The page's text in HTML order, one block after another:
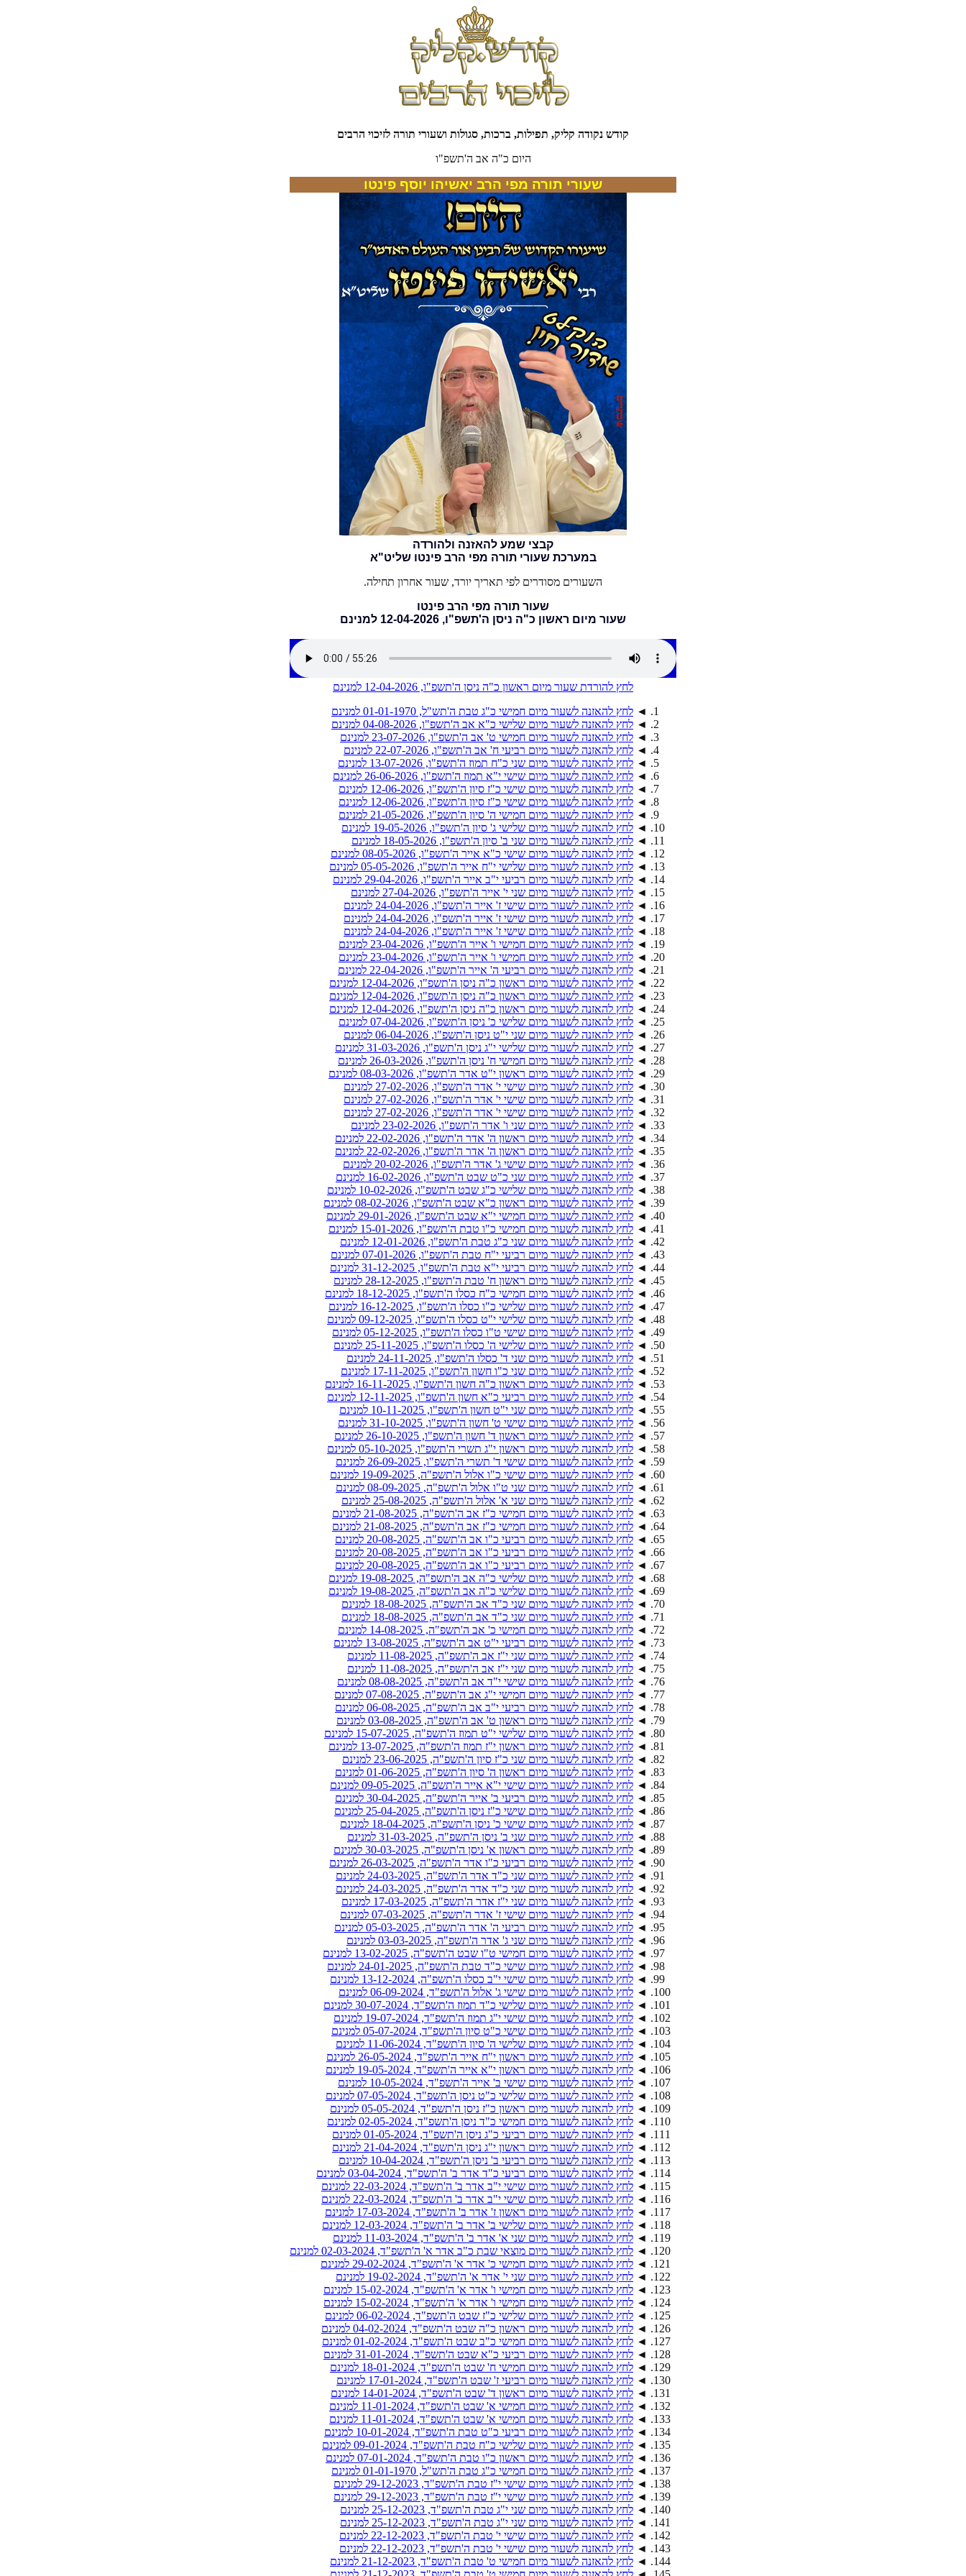
קודש נקודה קליק, תפילות, ברכות, סגולות ושעורי תורה לזיכוי הרבים
היום כ"ה אב ה'תשפ"ו
שעורי תורה מפי הרב יאשיהו יוסף פינטו
קבצי שמע להאזנה ולהורדה
במערכת שעורי תורה מפי הרב פינטו שליט"א
השעורים מסודרים לפי תאריך יורד, שעור אחרון תחילה.
שעור תורה מפי הרב פינטו
שעור מיום ראשון כ"ה ניסן ה'תשפ"ו, 12-04-2026 למנינם
לחץ להורדת שעור מיום ראשון כ"ה ניסן ה'תשפ"ו, 12-04-2026 למנינם
◄ לחץ להאזנה לשעור מיום חמישי כ"ג טבת ה'תש"ל, 01-01-1970 למנינם
◄ לחץ להאזנה לשעור מיום שלישי כ"א אב ה'תשפ"ו, 04-08-2026 למנינם
◄ לחץ להאזנה לשעור מיום חמישי ט' אב ה'תשפ"ו, 23-07-2026 למנינם
◄ לחץ להאזנה לשעור מיום רביעי ח' אב ה'תשפ"ו, 22-07-2026 למנינם
◄ לחץ להאזנה לשעור מיום שני כ"ח תמוז ה'תשפ"ו, 13-07-2026 למנינם
◄ לחץ להאזנה לשעור מיום שישי י"א תמוז ה'תשפ"ו, 26-06-2026 למנינם
◄ לחץ להאזנה לשעור מיום שישי כ"ז סיון ה'תשפ"ו, 12-06-2026 למנינם
◄ לחץ להאזנה לשעור מיום שישי כ"ז סיון ה'תשפ"ו, 12-06-2026 למנינם
◄ לחץ להאזנה לשעור מיום חמישי ה' סיון ה'תשפ"ו, 21-05-2026 למנינם
◄ לחץ להאזנה לשעור מיום שלישי ג' סיון ה'תשפ"ו, 19-05-2026 למנינם
◄ לחץ להאזנה לשעור מיום שני ב' סיון ה'תשפ"ו, 18-05-2026 למנינם
◄ לחץ להאזנה לשעור מיום שישי כ"א אייר ה'תשפ"ו, 08-05-2026 למנינם
◄ לחץ להאזנה לשעור מיום שלישי י"ח אייר ה'תשפ"ו, 05-05-2026 למנינם
◄ לחץ להאזנה לשעור מיום רביעי י"ב אייר ה'תשפ"ו, 29-04-2026 למנינם
◄ לחץ להאזנה לשעור מיום שני י' אייר ה'תשפ"ו, 27-04-2026 למנינם
◄ לחץ להאזנה לשעור מיום שישי ז' אייר ה'תשפ"ו, 24-04-2026 למנינם
◄ לחץ להאזנה לשעור מיום שישי ז' אייר ה'תשפ"ו, 24-04-2026 למנינם
◄ לחץ להאזנה לשעור מיום שישי ז' אייר ה'תשפ"ו, 24-04-2026 למנינם
◄ לחץ להאזנה לשעור מיום חמישי ו' אייר ה'תשפ"ו, 23-04-2026 למנינם
◄ לחץ להאזנה לשעור מיום חמישי ו' אייר ה'תשפ"ו, 23-04-2026 למנינם
◄ לחץ להאזנה לשעור מיום רביעי ה' אייר ה'תשפ"ו, 22-04-2026 למנינם
◄ לחץ להאזנה לשעור מיום ראשון כ"ה ניסן ה'תשפ"ו, 12-04-2026 למנינם
◄ לחץ להאזנה לשעור מיום ראשון כ"ה ניסן ה'תשפ"ו, 12-04-2026 למנינם
◄ לחץ להאזנה לשעור מיום ראשון כ"ה ניסן ה'תשפ"ו, 12-04-2026 למנינם
◄ לחץ להאזנה לשעור מיום שלישי כ' ניסן ה'תשפ"ו, 07-04-2026 למנינם
◄ לחץ להאזנה לשעור מיום שני י"ט ניסן ה'תשפ"ו, 06-04-2026 למנינם
◄ לחץ להאזנה לשעור מיום שלישי י"ג ניסן ה'תשפ"ו, 31-03-2026 למנינם
◄ לחץ להאזנה לשעור מיום חמישי ח' ניסן ה'תשפ"ו, 26-03-2026 למנינם
◄ לחץ להאזנה לשעור מיום ראשון י"ט אדר ה'תשפ"ו, 08-03-2026 למנינם
◄ לחץ להאזנה לשעור מיום שישי י' אדר ה'תשפ"ו, 27-02-2026 למנינם
◄ לחץ להאזנה לשעור מיום שישי י' אדר ה'תשפ"ו, 27-02-2026 למנינם
◄ לחץ להאזנה לשעור מיום שישי י' אדר ה'תשפ"ו, 27-02-2026 למנינם
◄ לחץ להאזנה לשעור מיום שני ו' אדר ה'תשפ"ו, 23-02-2026 למנינם
◄ לחץ להאזנה לשעור מיום ראשון ה' אדר ה'תשפ"ו, 22-02-2026 למנינם
◄ לחץ להאזנה לשעור מיום ראשון ה' אדר ה'תשפ"ו, 22-02-2026 למנינם
◄ לחץ להאזנה לשעור מיום שישי ג' אדר ה'תשפ"ו, 20-02-2026 למנינם
◄ לחץ להאזנה לשעור מיום שני כ"ט שבט ה'תשפ"ו, 16-02-2026 למנינם
◄ לחץ להאזנה לשעור מיום שלישי כ"ג שבט ה'תשפ"ו, 10-02-2026 למנינם
◄ לחץ להאזנה לשעור מיום ראשון כ"א שבט ה'תשפ"ו, 08-02-2026 למנינם
◄ לחץ להאזנה לשעור מיום חמישי י"א שבט ה'תשפ"ו, 29-01-2026 למנינם
◄ לחץ להאזנה לשעור מיום חמישי כ"ו טבת ה'תשפ"ו, 15-01-2026 למנינם
◄ לחץ להאזנה לשעור מיום שני כ"ג טבת ה'תשפ"ו, 12-01-2026 למנינם
◄ לחץ להאזנה לשעור מיום רביעי י"ח טבת ה'תשפ"ו, 07-01-2026 למנינם
◄ לחץ להאזנה לשעור מיום רביעי י"א טבת ה'תשפ"ו, 31-12-2025 למנינם
◄ לחץ להאזנה לשעור מיום ראשון ח' טבת ה'תשפ"ו, 28-12-2025 למנינם
◄ לחץ להאזנה לשעור מיום חמישי כ"ח כסלו ה'תשפ"ו, 18-12-2025 למנינם
◄ לחץ להאזנה לשעור מיום שלישי כ"ו כסלו ה'תשפ"ו, 16-12-2025 למנינם
◄ לחץ להאזנה לשעור מיום שלישי י"ט כסלו ה'תשפ"ו, 09-12-2025 למנינם
◄ לחץ להאזנה לשעור מיום שישי ט"ו כסלו ה'תשפ"ו, 05-12-2025 למנינם
◄ לחץ להאזנה לשעור מיום שלישי ה' כסלו ה'תשפ"ו, 25-11-2025 למנינם
◄ לחץ להאזנה לשעור מיום שני ד' כסלו ה'תשפ"ו, 24-11-2025 למנינם
◄ לחץ להאזנה לשעור מיום שני כ"ו חשון ה'תשפ"ו, 17-11-2025 למנינם
◄ לחץ להאזנה לשעור מיום ראשון כ"ה חשון ה'תשפ"ו, 16-11-2025 למנינם
◄ לחץ להאזנה לשעור מיום רביעי כ"א חשון ה'תשפ"ו, 12-11-2025 למנינם
◄ לחץ להאזנה לשעור מיום שני י"ט חשון ה'תשפ"ו, 10-11-2025 למנינם
◄ לחץ להאזנה לשעור מיום שישי ט' חשון ה'תשפ"ו, 31-10-2025 למנינם
◄ לחץ להאזנה לשעור מיום ראשון ד' חשון ה'תשפ"ו, 26-10-2025 למנינם
◄ לחץ להאזנה לשעור מיום ראשון י"ג תשרי ה'תשפ"ו, 05-10-2025 למנינם
◄ לחץ להאזנה לשעור מיום שישי ד' תשרי ה'תשפ"ו, 26-09-2025 למנינם
◄ לחץ להאזנה לשעור מיום שישי כ"ו אלול ה'תשפ"ה, 19-09-2025 למנינם
◄ לחץ להאזנה לשעור מיום שני ט"ו אלול ה'תשפ"ה, 08-09-2025 למנינם
◄ לחץ להאזנה לשעור מיום שני א' אלול ה'תשפ"ה, 25-08-2025 למנינם
◄ לחץ להאזנה לשעור מיום חמישי כ"ז אב ה'תשפ"ה, 21-08-2025 למנינם
◄ לחץ להאזנה לשעור מיום חמישי כ"ז אב ה'תשפ"ה, 21-08-2025 למנינם
◄ לחץ להאזנה לשעור מיום רביעי כ"ו אב ה'תשפ"ה, 20-08-2025 למנינם
◄ לחץ להאזנה לשעור מיום רביעי כ"ו אב ה'תשפ"ה, 20-08-2025 למנינם
◄ לחץ להאזנה לשעור מיום רביעי כ"ו אב ה'תשפ"ה, 20-08-2025 למנינם
◄ לחץ להאזנה לשעור מיום שלישי כ"ה אב ה'תשפ"ה, 19-08-2025 למנינם
◄ לחץ להאזנה לשעור מיום שלישי כ"ה אב ה'תשפ"ה, 19-08-2025 למנינם
◄ לחץ להאזנה לשעור מיום שני כ"ד אב ה'תשפ"ה, 18-08-2025 למנינם
◄ לחץ להאזנה לשעור מיום שני כ"ד אב ה'תשפ"ה, 18-08-2025 למנינם
◄ לחץ להאזנה לשעור מיום חמישי כ' אב ה'תשפ"ה, 14-08-2025 למנינם
◄ לחץ להאזנה לשעור מיום רביעי י"ט אב ה'תשפ"ה, 13-08-2025 למנינם
◄ לחץ להאזנה לשעור מיום שני י"ז אב ה'תשפ"ה, 11-08-2025 למנינם
◄ לחץ להאזנה לשעור מיום שני י"ז אב ה'תשפ"ה, 11-08-2025 למנינם
◄ לחץ להאזנה לשעור מיום שישי י"ד אב ה'תשפ"ה, 08-08-2025 למנינם
◄ לחץ להאזנה לשעור מיום חמישי י"ג אב ה'תשפ"ה, 07-08-2025 למנינם
◄ לחץ להאזנה לשעור מיום רביעי י"ב אב ה'תשפ"ה, 06-08-2025 למנינם
◄ לחץ להאזנה לשעור מיום ראשון ט' אב ה'תשפ"ה, 03-08-2025 למנינם
◄ לחץ להאזנה לשעור מיום שלישי י"ט תמוז ה'תשפ"ה, 15-07-2025 למנינם
◄ לחץ להאזנה לשעור מיום ראשון י"ז תמוז ה'תשפ"ה, 13-07-2025 למנינם
◄ לחץ להאזנה לשעור מיום שני כ"ז סיון ה'תשפ"ה, 23-06-2025 למנינם
◄ לחץ להאזנה לשעור מיום ראשון ה' סיון ה'תשפ"ה, 01-06-2025 למנינם
◄ לחץ להאזנה לשעור מיום שישי י"א אייר ה'תשפ"ה, 09-05-2025 למנינם
◄ לחץ להאזנה לשעור מיום רביעי ב' אייר ה'תשפ"ה, 30-04-2025 למנינם
◄ לחץ להאזנה לשעור מיום שישי כ"ז ניסן ה'תשפ"ה, 25-04-2025 למנינם
◄ לחץ להאזנה לשעור מיום שישי כ' ניסן ה'תשפ"ה, 18-04-2025 למנינם
◄ לחץ להאזנה לשעור מיום שני ב' ניסן ה'תשפ"ה, 31-03-2025 למנינם
◄ לחץ להאזנה לשעור מיום ראשון א' ניסן ה'תשפ"ה, 30-03-2025 למנינם
◄ לחץ להאזנה לשעור מיום רביעי כ"ו אדר ה'תשפ"ה, 26-03-2025 למנינם
◄ לחץ להאזנה לשעור מיום שני כ"ד אדר ה'תשפ"ה, 24-03-2025 למנינם
◄ לחץ להאזנה לשעור מיום שני כ"ד אדר ה'תשפ"ה, 24-03-2025 למנינם
◄ לחץ להאזנה לשעור מיום שני י"ז אדר ה'תשפ"ה, 17-03-2025 למנינם
◄ לחץ להאזנה לשעור מיום שישי ז' אדר ה'תשפ"ה, 07-03-2025 למנינם
◄ לחץ להאזנה לשעור מיום רביעי ה' אדר ה'תשפ"ה, 05-03-2025 למנינם
◄ לחץ להאזנה לשעור מיום שני ג' אדר ה'תשפ"ה, 03-03-2025 למנינם
◄ לחץ להאזנה לשעור מיום חמישי ט"ו שבט ה'תשפ"ה, 13-02-2025 למנינם
◄ לחץ להאזנה לשעור מיום שישי כ"ד טבת ה'תשפ"ה, 24-01-2025 למנינם
◄ לחץ להאזנה לשעור מיום שישי י"ב כסלו ה'תשפ"ה, 13-12-2024 למנינם
◄ לחץ להאזנה לשעור מיום שישי ג' אלול ה'תשפ"ד, 06-09-2024 למנינם
◄ לחץ להאזנה לשעור מיום שלישי כ"ד תמוז ה'תשפ"ד, 30-07-2024 למנינם
◄ לחץ להאזנה לשעור מיום שישי י"ג תמוז ה'תשפ"ד, 19-07-2024 למנינם
◄ לחץ להאזנה לשעור מיום שישי כ"ט סיון ה'תשפ"ד, 05-07-2024 למנינם
◄ לחץ להאזנה לשעור מיום שלישי ה' סיון ה'תשפ"ד, 11-06-2024 למנינם
◄ לחץ להאזנה לשעור מיום ראשון י"ח אייר ה'תשפ"ד, 26-05-2024 למנינם
◄ לחץ להאזנה לשעור מיום ראשון י"א אייר ה'תשפ"ד, 19-05-2024 למנינם
◄ לחץ להאזנה לשעור מיום שישי ב' אייר ה'תשפ"ד, 10-05-2024 למנינם
◄ לחץ להאזנה לשעור מיום שלישי כ"ט ניסן ה'תשפ"ד, 07-05-2024 למנינם
◄ לחץ להאזנה לשעור מיום ראשון כ"ז ניסן ה'תשפ"ד, 05-05-2024 למנינם
◄ לחץ להאזנה לשעור מיום חמישי כ"ד ניסן ה'תשפ"ד, 02-05-2024 למנינם
◄ לחץ להאזנה לשעור מיום רביעי כ"ג ניסן ה'תשפ"ד, 01-05-2024 למנינם
◄ לחץ להאזנה לשעור מיום ראשון י"ג ניסן ה'תשפ"ד, 21-04-2024 למנינם
◄ לחץ להאזנה לשעור מיום רביעי ב' ניסן ה'תשפ"ד, 10-04-2024 למנינם
◄ לחץ להאזנה לשעור מיום רביעי כ"ד אדר ב' ה'תשפ"ד, 03-04-2024 למנינם
◄ לחץ להאזנה לשעור מיום שישי י"ב אדר ב' ה'תשפ"ד, 22-03-2024 למנינם
◄ לחץ להאזנה לשעור מיום שישי י"ב אדר ב' ה'תשפ"ד, 22-03-2024 למנינם
◄ לחץ להאזנה לשעור מיום ראשון ז' אדר ב' ה'תשפ"ד, 17-03-2024 למנינם
◄ לחץ להאזנה לשעור מיום שלישי ב' אדר ב' ה'תשפ"ד, 12-03-2024 למנינם
◄ לחץ להאזנה לשעור מיום שני א' אדר ב' ה'תשפ"ד, 11-03-2024 למנינם
◄ לחץ להאזנה לשעור מיום מוצאי שבת כ"ב אדר א' ה'תשפ"ד, 02-03-2024 למנינם
◄ לחץ להאזנה לשעור מיום חמישי כ' אדר א' ה'תשפ"ד, 29-02-2024 למנינם
◄ לחץ להאזנה לשעור מיום שני י' אדר א' ה'תשפ"ד, 19-02-2024 למנינם
◄ לחץ להאזנה לשעור מיום חמישי ו' אדר א' ה'תשפ"ד, 15-02-2024 למנינם
◄ לחץ להאזנה לשעור מיום חמישי ו' אדר א' ה'תשפ"ד, 15-02-2024 למנינם
◄ לחץ להאזנה לשעור מיום שלישי כ"ז שבט ה'תשפ"ד, 06-02-2024 למנינם
◄ לחץ להאזנה לשעור מיום ראשון כ"ה שבט ה'תשפ"ד, 04-02-2024 למנינם
◄ לחץ להאזנה לשעור מיום חמישי כ"ב שבט ה'תשפ"ד, 01-02-2024 למנינם
◄ לחץ להאזנה לשעור מיום רביעי כ"א שבט ה'תשפ"ד, 31-01-2024 למנינם
◄ לחץ להאזנה לשעור מיום חמישי ח' שבט ה'תשפ"ד, 18-01-2024 למנינם
◄ לחץ להאזנה לשעור מיום רביעי ז' שבט ה'תשפ"ד, 17-01-2024 למנינם
◄ לחץ להאזנה לשעור מיום ראשון ד' שבט ה'תשפ"ד, 14-01-2024 למנינם
◄ לחץ להאזנה לשעור מיום חמישי א' שבט ה'תשפ"ד, 11-01-2024 למנינם
◄ לחץ להאזנה לשעור מיום חמישי א' שבט ה'תשפ"ד, 11-01-2024 למנינם
◄ לחץ להאזנה לשעור מיום רביעי כ"ט טבת ה'תשפ"ד, 10-01-2024 למנינם
◄ לחץ להאזנה לשעור מיום שלישי כ"ח טבת ה'תשפ"ד, 09-01-2024 למנינם
◄ לחץ להאזנה לשעור מיום ראשון כ"ו טבת ה'תשפ"ד, 07-01-2024 למנינם
◄ לחץ להאזנה לשעור מיום חמישי כ"ג טבת ה'תש"ל, 01-01-1970 למנינם
◄ לחץ להאזנה לשעור מיום שישי י"ז טבת ה'תשפ"ד, 29-12-2023 למנינם
◄ לחץ להאזנה לשעור מיום שישי י"ז טבת ה'תשפ"ד, 29-12-2023 למנינם
◄ לחץ להאזנה לשעור מיום שני י"ג טבת ה'תשפ"ד, 25-12-2023 למנינם
◄ לחץ להאזנה לשעור מיום שני י"ג טבת ה'תשפ"ד, 25-12-2023 למנינם
◄ לחץ להאזנה לשעור מיום שישי י' טבת ה'תשפ"ד, 22-12-2023 למנינם
◄ לחץ להאזנה לשעור מיום שישי י' טבת ה'תשפ"ד, 22-12-2023 למנינם
◄ לחץ להאזנה לשעור מיום חמישי ט' טבת ה'תשפ"ד, 21-12-2023 למנינם